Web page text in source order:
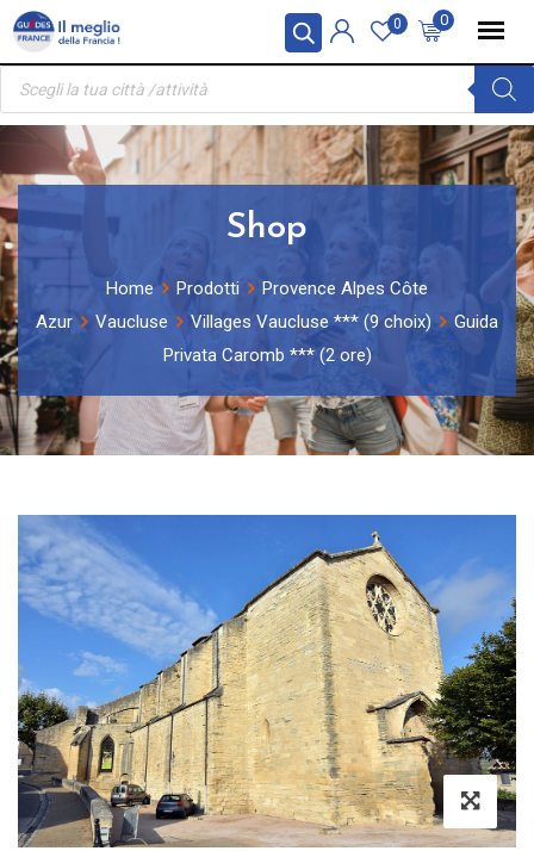
Pannello di gestione dei cookies
Skip
content
0
0
Ricerca
prodotti
Shop
Home Prodotti
Provence Alpes Côte
Azur
Vaucluse Villages Vaucluse *** (9 choix)
Guida
Privata Caromb *** (2 ore)